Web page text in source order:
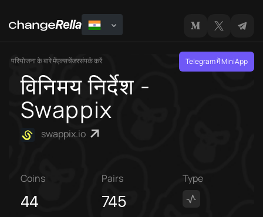
परियोजना के बारे मेंएक्सचेंजरसंपर्क करें Telegram में MiniApp
विनिमय निर्देश -
Swappix
swappix.io
Coins
44
Pairs
745
Type